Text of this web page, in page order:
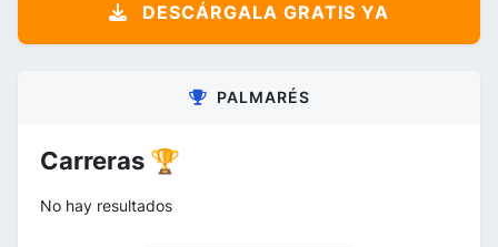
DESCÁRGALA GRATIS YA
PALMARÉS
Carreras 🏆
No hay resultados